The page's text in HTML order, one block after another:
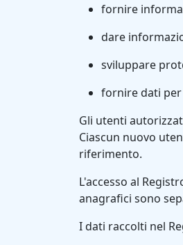
fornire
dare
sviluppare
fornire dati
Gli utenti
Ciascun nuovo
riferimento.
L'accesso al
anagrafici sono
I dati raccolti nel